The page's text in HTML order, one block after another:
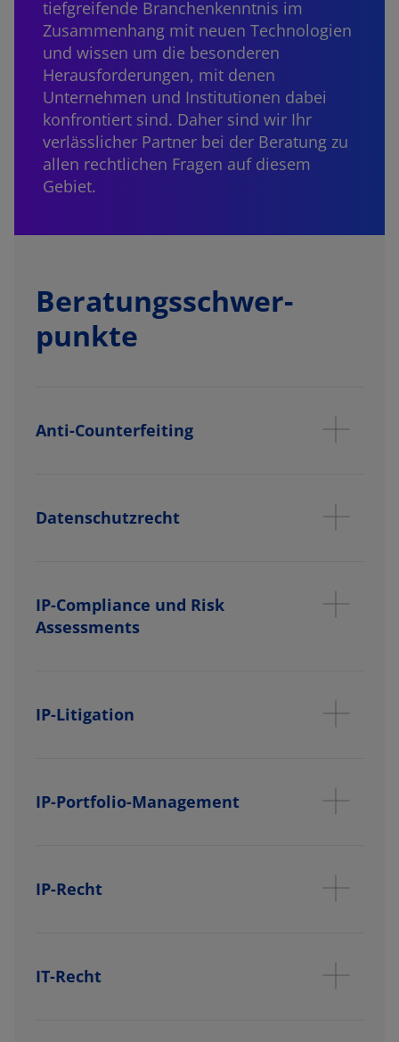
tiefgreifende Branchenkenntnis im
Zusammenhang mit neuen Technologien
und wissen um die besonderen
Herausforderungen, mit denen
Unternehmen und Institutionen dabei
konfrontiert sind. Daher sind wir Ihr
verlässlicher Partner bei der Beratung zu
allen rechtlichen Fragen auf diesem
Gebiet.
Beratungs­schwer­
punkte
Anti-Counterfeiting
Datenschutzrecht
IP-Compliance und Risk
Assessments
IP-Litigation
IP-Portfolio-Management
IP-Recht
IT-Recht